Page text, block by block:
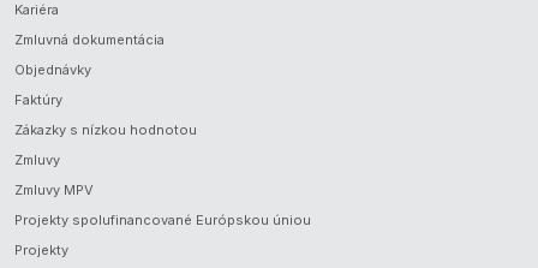
Kariéra
Zmluvná dokumentácia
Objednávky
Faktúry
Zákazky s nízkou hodnotou
Zmluvy
Zmluvy MPV
Projekty spolufinancované Európskou úniou
Projekty